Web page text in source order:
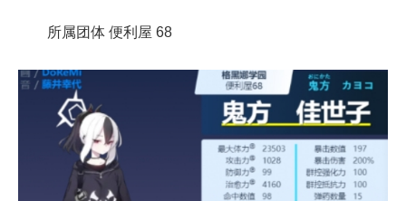
所属团体 便利屋 68